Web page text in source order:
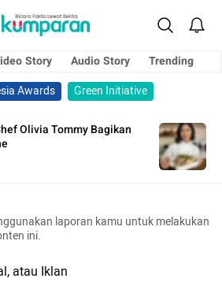
Story Audio Story
Trending
Awards
Green Initiative
Olivia Tommy Bagikan
laporan kamu untuk melakukan
ini.
atau Iklan